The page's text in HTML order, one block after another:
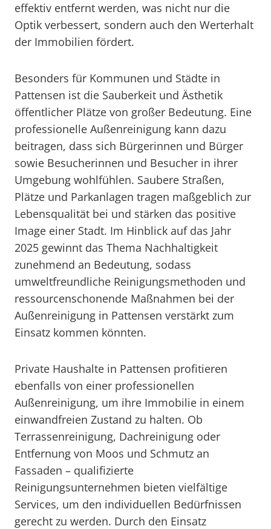
effektiv entfernt werden, was nicht nur die
Optik verbessert, sondern auch den Werterhalt
der Immobilien fördert.
Besonders für Kommunen und Städte in
Pattensen ist die Sauberkeit und Ästhetik
öffentlicher Plätze von großer Bedeutung. Eine
professionelle Außenreinigung kann dazu
beitragen, dass sich Bürgerinnen und Bürger
sowie Besucherinnen und Besucher in ihrer
Umgebung wohlfühlen. Saubere Straßen,
Plätze und Parkanlagen tragen maßgeblich zur
Lebensqualität bei und stärken das positive
Image einer Stadt. Im Hinblick auf das Jahr
2025 gewinnt das Thema Nachhaltigkeit
zunehmend an Bedeutung, sodass
umweltfreundliche Reinigungsmethoden und
ressourcenschonende Maßnahmen bei der
Außenreinigung in Pattensen verstärkt zum
Einsatz kommen könnten.
Private Haushalte in Pattensen profitieren
ebenfalls von einer professionellen
Außenreinigung, um ihre Immobilie in einem
einwandfreien Zustand zu halten. Ob
Terrassenreinigung, Dachreinigung oder
Entfernung von Moos und Schmutz an
Fassaden – qualifizierte
Reinigungsunternehmen bieten vielfältige
Services, um den individuellen Bedürfnissen
gerecht zu werden. Durch den Einsatz